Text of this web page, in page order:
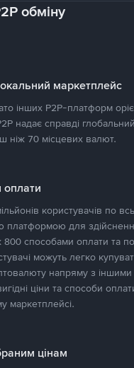
обміну
маркетплейс
інших P2P-платформ
надає справді глобальний
ніж 70 місцевих валют.
оплати
користувачів по
платформою для
800 способами оплати та
можуть легко
напряму з
ціни та способи
маркетплейсі.
цінам